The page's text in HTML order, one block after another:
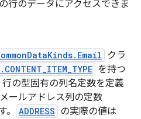
行のデータにアクセスできま
クラ
を持つ
行の型固有の列名定数を定義
ールアドレス列の定数
ADDRESS の実際の値は